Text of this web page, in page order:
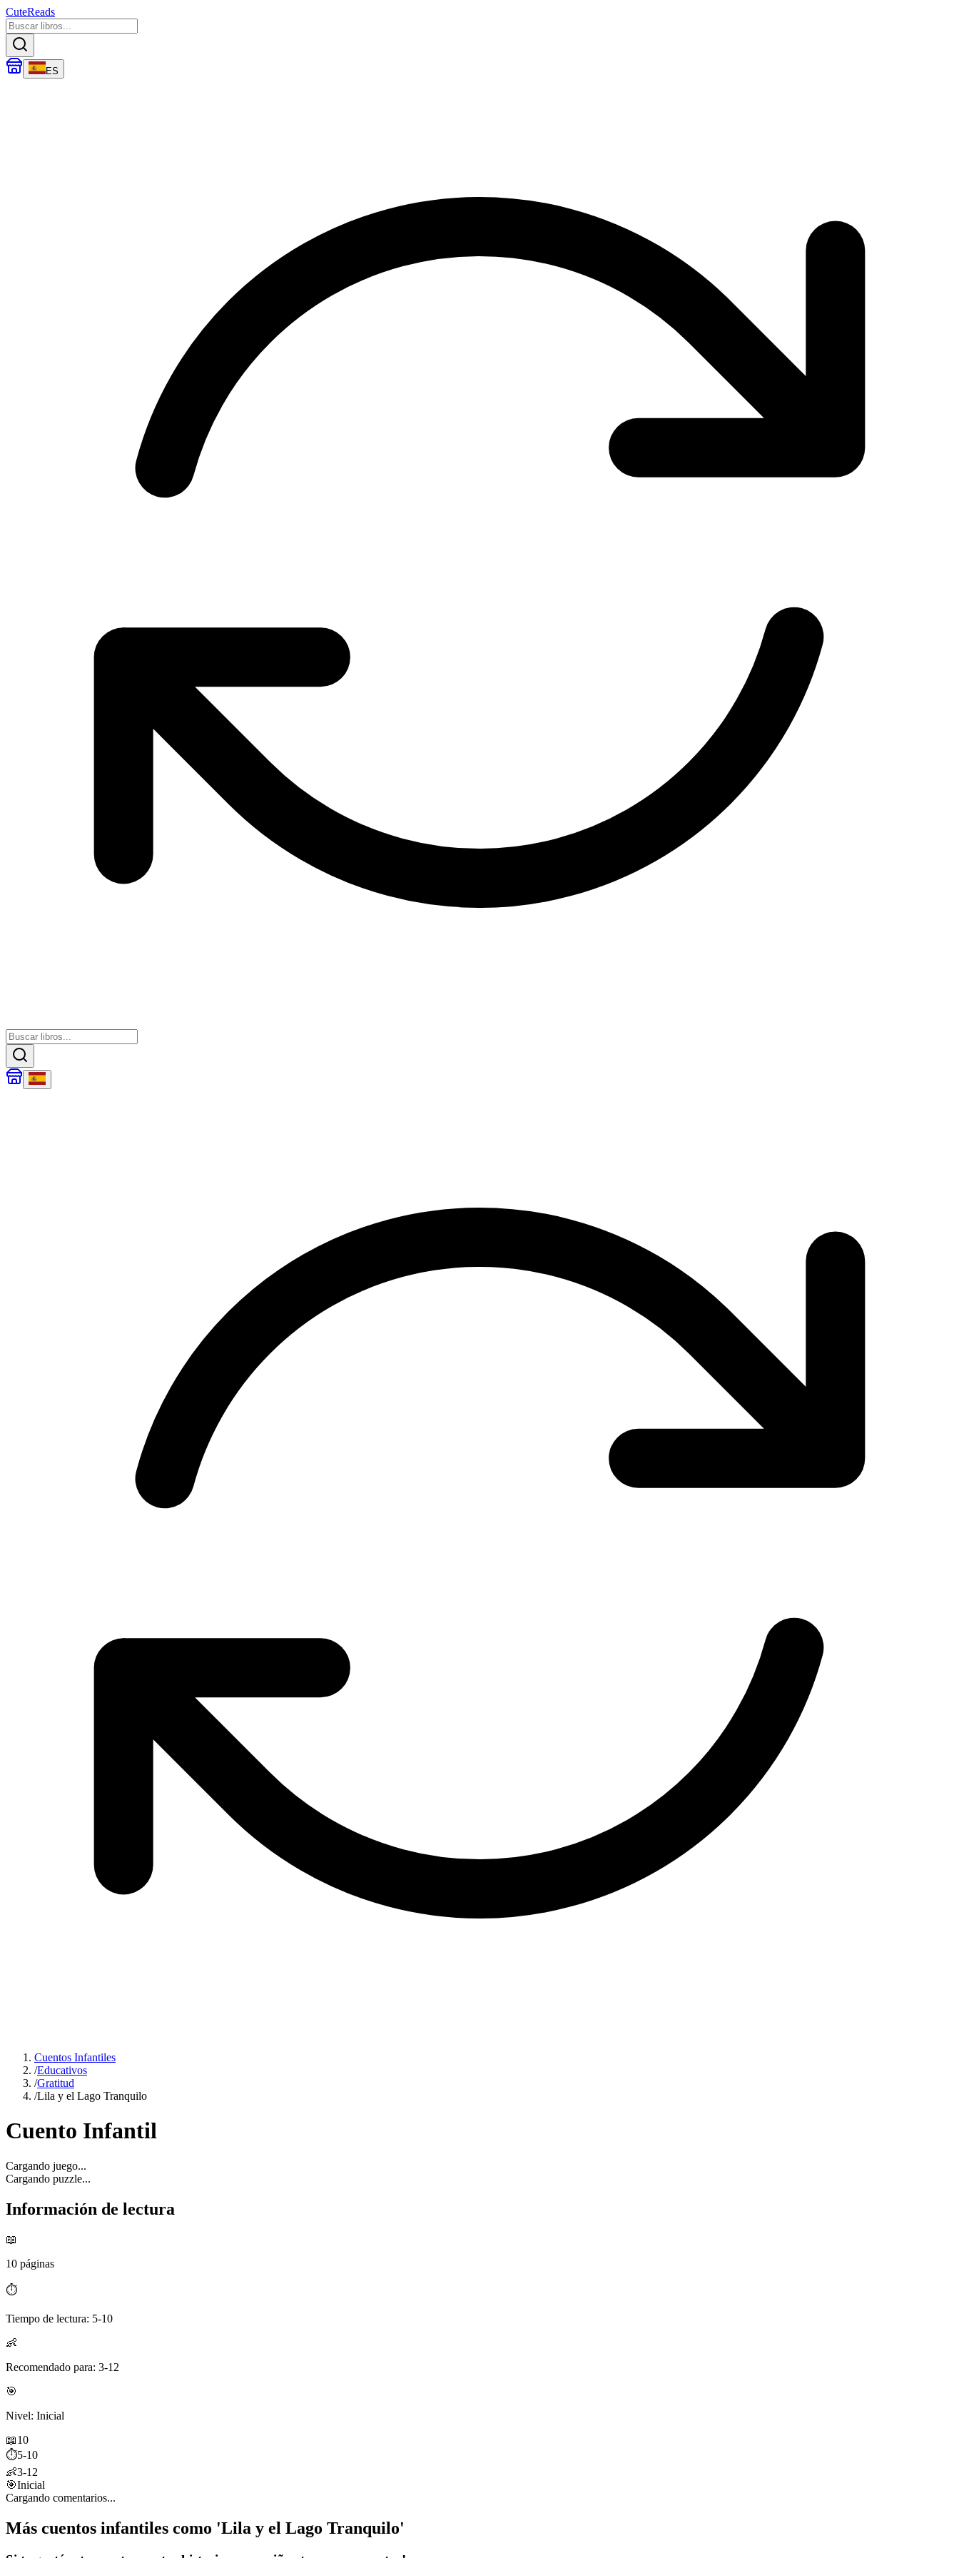
CuteReads
ES
Cuentos Infantiles
/Educativos
/Gratitud
/Lila y el Lago Tranquilo
Cuento Infantil
Cargando juego...
Cargando puzzle...
Información de lectura
📖
10 páginas
⏱️
Tiempo de lectura: 5-10
👶
Recomendado para: 3-12
🎯
Nivel: Inicial
📖10
⏱️5-10
👶3-12
🎯Inicial
Cargando comentarios...
Más cuentos infantiles como 'Lila y el Lago Tranquilo'